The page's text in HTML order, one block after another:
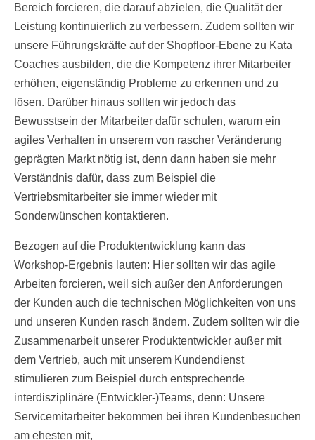
Bereich forcieren, die darauf abzielen, die Qualität der
Leistung kontinuierlich zu verbessern. Zudem sollten wir
unsere Führungskräfte auf der Shopfloor-Ebene zu Kata
Coaches ausbilden, die die Kompetenz ihrer Mitarbeiter
erhöhen, eigenständig Probleme zu erkennen und zu
lösen. Darüber hinaus sollten wir jedoch das
Bewusstsein der Mitarbeiter dafür schulen, warum ein
agiles Verhalten in unserem von rascher Veränderung
geprägten Markt nötig ist, denn dann haben sie mehr
Verständnis dafür, dass zum Beispiel die
Vertriebsmitarbeiter sie immer wieder mit
Sonderwünschen kontaktieren.
Bezogen auf die Produktentwicklung kann das
Workshop-Ergebnis lauten: Hier sollten wir das agile
Arbeiten forcieren, weil sich außer den Anforderungen
der Kunden auch die technischen Möglichkeiten von uns
und unseren Kunden rasch ändern. Zudem sollten wir die
Zusammenarbeit unserer Produktentwickler außer mit
dem Vertrieb, auch mit unserem Kundendienst
stimulieren zum Beispiel durch entsprechende
interdisziplinäre (Entwickler-)Teams, denn: Unsere
Servicemitarbeiter bekommen bei ihren Kundenbesuchen
am ehesten mit,